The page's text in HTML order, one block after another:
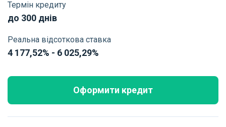
Термін кредиту
до 300 днів
Реальна відсоткова ставка
4 177,52% - 6 025,29%
Оформити кредит